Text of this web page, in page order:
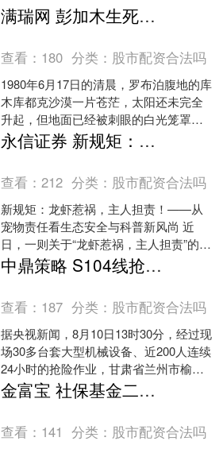
满瑞网 彭加木生死谜局：从科考队长到&quot;叛逃者&quot;，他的消失早有预兆？_罗布泊_中国_俄语
查看： 180 分类： 股市配资合法吗
1980年6月17日的清晨，罗布泊腹地的库
木库都克沙漠一片苍茫，太阳还未完全
升起，但地面已经被刺眼的白光笼罩。
科考队的司机王万轩蹲在沙地上，目不
转睛地盯着那串向....
永信证券 新规矩：龙虾惹祸，主人担责！
查看：212 分类： 股市配资合法吗
新规矩：龙虾惹祸，主人担责！——从
宠物责任看生态安全与科普新风尚 近
日，一则关于“龙虾惹祸，主人担责”的新
规在宠物爱好者与生态保护领域引发了
广泛关注。这并非针对....
中鼎策略 S104线抢通 甘肃榆中灾毁道路全面恢复通车
查看： 187 分类： 股市配资合法吗
据央视新闻，8月10日13时30分，经过现
场30多台套大型机械设备、近200人连续
24小时的抢险作业，甘肃省兰州市榆中
县境内的S104线兴隆2号桥成功通车，标
志....
金富宝 社保基金二季度调仓换股：选龙头重业绩
查看： 141 分类： 股市配资合法吗